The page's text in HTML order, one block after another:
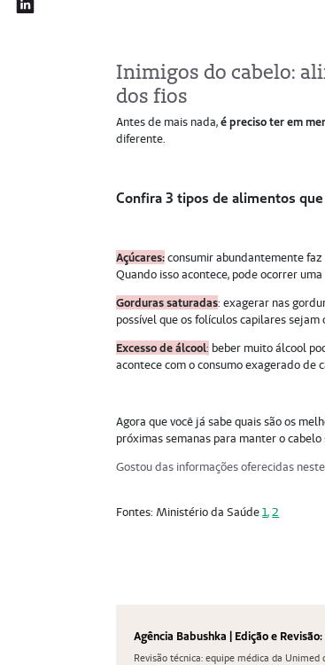
Inimigos do cabelo:
dos fios
Antes de mais nada,é preciso ter em
diferente.
Confira 3 tipos de alimentos
Açúcares:consumir abundantemente
Quando isso acontece, pode ocorrer
Gorduras saturadas: exagerar nas
possível que os folículos capilares
Excesso de álcool: beber muito álcool
acontece com o consumo exagerado de
Agora que você já sabe quais são os
próximas semanas para manter o cabelo
Gostou das informações oferecidas
Fontes: Ministério da Saúde1,2
Agência Babushka | Edição e
Revisão técnica: equipe médica da Unimed